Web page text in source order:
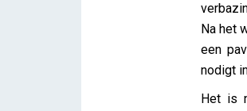
Na het
een
nodigt
Het is